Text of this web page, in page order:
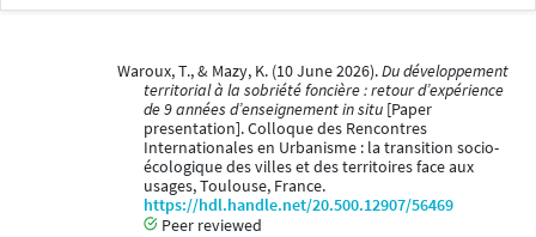
Waroux, T., & Mazy, K. (10 June 2026).Du développement
territorial à la sobriété foncière : retour d’expérience
de 9 années d’enseignement in situ [Paper
presentation]. Colloque des Rencontres
Internationales en Urbanisme : la transition socio-
écologique des villes et des territoires face aux
usages, Toulouse, France.
https://hdl.handle.net/20.500.12907/56469
Peer reviewed